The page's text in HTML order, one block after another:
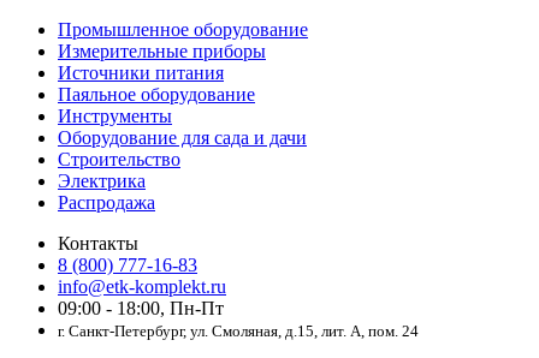
Промышленное оборудование
Измерительные приборы
Источники питания
Паяльное оборудование
Инструменты
Оборудование для сада и дачи
Строительство
Электрика
Распродажа
Контакты
8 (800) 777-16-83
info@etk-komplekt.ru
09:00 - 18:00, Пн-Пт
г. Санкт-Петербург, ул. Смоляная, д.15, лит. А, пом. 24